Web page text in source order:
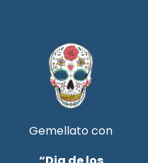
Gemellato con